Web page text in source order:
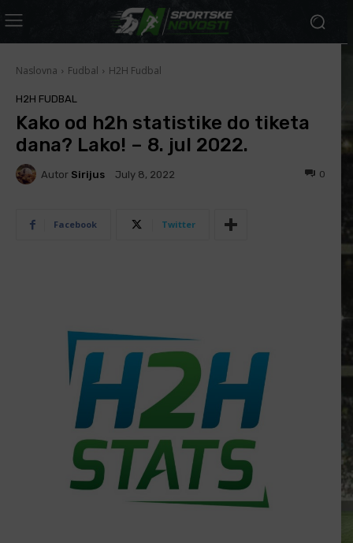
Naslovna Fudbal H2H Fudbal
H2H FUDBAL
Kako od h2h statistike do tiketa
dana? Lako! – 8. jul 2022.
Autor Sirijus July 8, 2022 0
Facebook Twitter